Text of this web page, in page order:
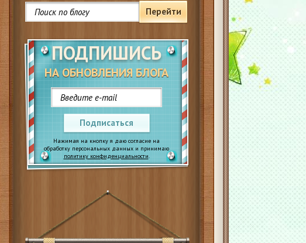
Перейти
ПОДПИШИСЬ
НА ОБНОВЛЕНИЯ БЛОГА
Подписаться
Нажимая на кнопку я даю согласие на
обработку персональных данных и принимаю
политику конфиденциальности.